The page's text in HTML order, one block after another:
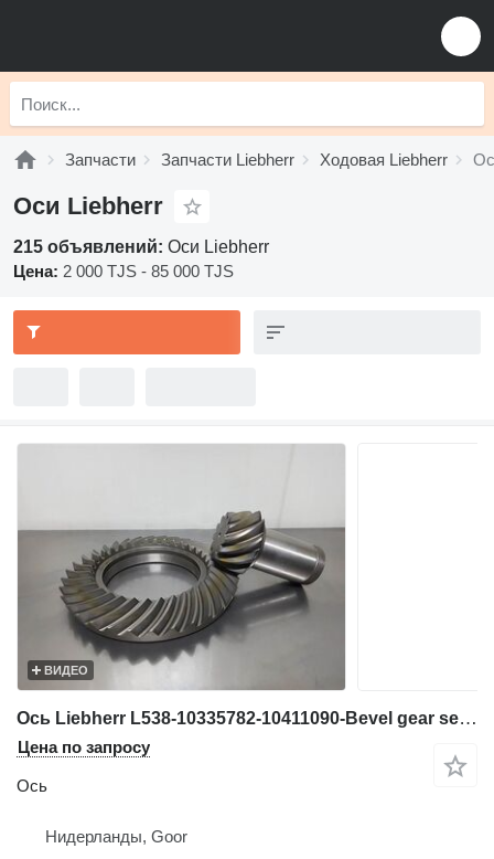
Запчасти Запчасти Liebherr Ходовая Liebherr
Оси Liebherr
215 объявлений: Оси Liebherr
Цена: 2 000 TJS - 85 000 TJS
ВИДЕО
Ось Liebherr L538-10335782-10411090-Bevel gear set/Kegelradsatz
Цена по запросу
Ось
Нидерланды, Goor